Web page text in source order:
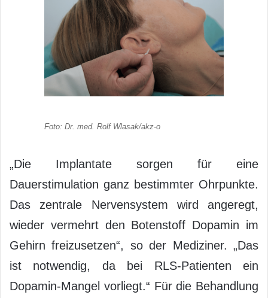
Foto: Dr. med. Rolf Wlasak/akz-o
„Die Implantate sorgen für eine
Dauerstimulation ganz bestimmter Ohrpunkte.
Das zentrale Nervensystem wird angeregt,
wieder vermehrt den Botenstoff Dopamin im
Gehirn freizusetzen“, so der Mediziner. „Das
ist notwendig, da bei RLS-Patienten ein
Dopamin-Mangel vorliegt.“ Für die Behandlung